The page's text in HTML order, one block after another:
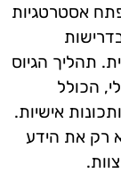
אסטרטגיות
תהליך הגיוס
הכולל
אישיות.
רק את הידע